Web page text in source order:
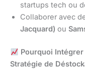
startups tech ou
Collaborer avec
Jacquard) ou
Pourquoi
Stratégie de